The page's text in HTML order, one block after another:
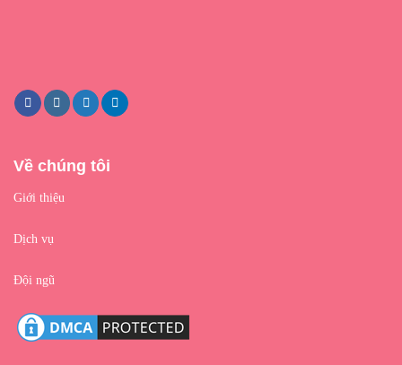
Về chúng tôi
Giới thiệu
Dịch vụ
Đội ngũ